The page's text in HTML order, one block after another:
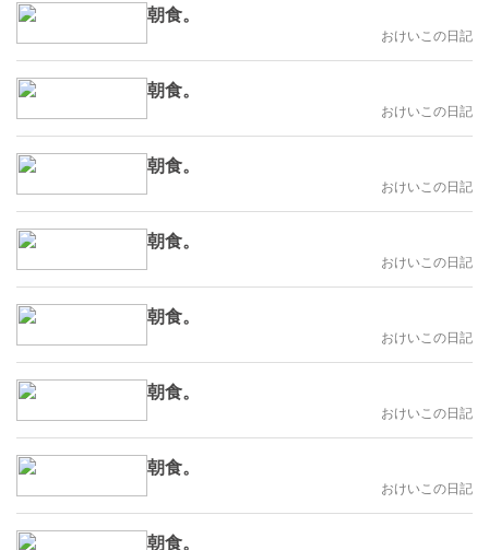
朝食。
おけいこの日記
朝食。
おけいこの日記
朝食。
おけいこの日記
朝食。
おけいこの日記
朝食。
おけいこの日記
朝食。
おけいこの日記
朝食。
おけいこの日記
朝食。